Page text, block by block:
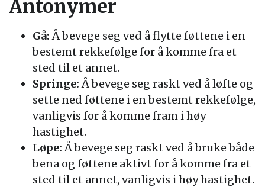
Antonymer
Gå:Å bevege seg ved å flytte føttene i en
bestemt rekkefølge for å komme fra et
sted til et annet.
Springe:Å bevege seg raskt ved å løfte og
sette ned føttene i en bestemt rekkefølge,
vanligvis for å komme fram i høy
hastighet.
Løpe:Å bevege seg raskt ved å bruke både
bena og føttene aktivt for å komme fra et
sted til et annet, vanligvis i høy hastighet.